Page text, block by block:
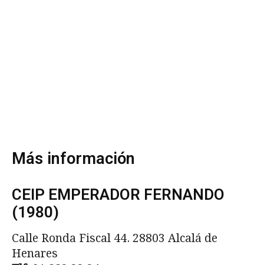
Más información
CEIP EMPERADOR FERNANDO
(1980)
Calle Ronda Fiscal 44. 28803 Alcalá de
Henares